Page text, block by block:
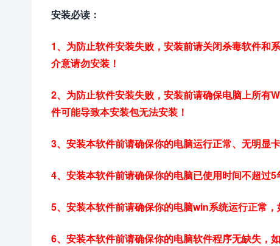
安装必读：
1、为防止软件安装失败，安装前请关闭杀毒软件和
介意请勿安装！
2、为防止软件安装失败，安装前请确保电脑上所有
件可能导致本安装包无法安装！
3、安装本软件前请确保你的电脑运行正常、无明显
4、安装本软件前请确保你的电脑已使用时间不超过5
5、安装本软件前请确保你的电脑win系统运行正常
6、安装本软件前请确保你的电脑软件程序无缺失，